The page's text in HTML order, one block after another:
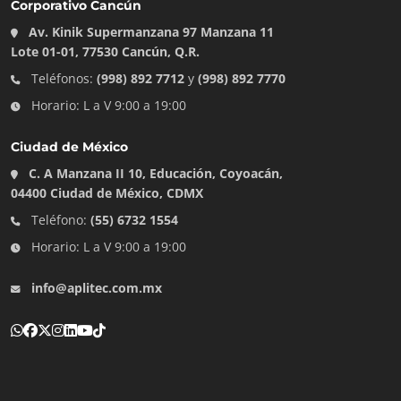
Corporativo Cancún
Av. Kinik Supermanzana 97 Manzana 11
Lote 01-01, 77530 Cancún, Q.R.
Teléfonos: (998) 892 7712y (998) 892 7770
Horario: L a V 9:00 a 19:00
Ciudad de México
C. A Manzana II 10, Educación, Coyoacán,
04400 Ciudad de México, CDMX
Teléfono: (55) 6732 1554
Horario: L a V 9:00 a 19:00
info@aplitec.com.mx